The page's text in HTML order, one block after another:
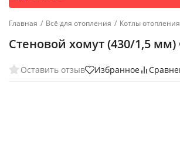
Главная / Всё для отопления / Котлы отопления
Стеновой хомут (430/1,5 мм)
Оставить отзыв Избранное